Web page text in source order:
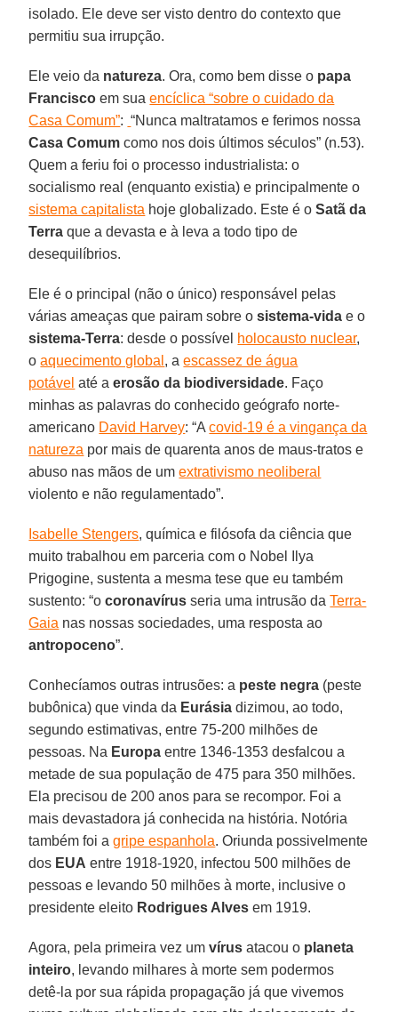
isolado. Ele deve ser visto dentro do contexto que
permitiu sua irrupção.
Ele veio da natureza. Ora, como bem disse o papa
Francisco em suaencíclica “sobre o cuidado da
Casa Comum”: “Nunca maltratamos e ferimos nossa
Casa Comum como nos dois últimos séculos” (n.53).
Quem a feriu foi o processo industrialista: o
socialismo real (enquanto existia) e principalmente o
sistema capitalista hoje globalizado. Este é oSatã da
Terra que a devasta e à leva a todo tipo de
desequilíbrios.
Ele é o principal (não o único) responsável pelas
várias ameaças que pairam sobre osistema-vida e o
sistema-Terra: desde o possível holocausto nuclear,
oaquecimento global , aescassez de água
potável até aerosão da biodiversidade. Faço
minhas as palavras do conhecido geógrafo norte-
americano David Harvey: “Acovid-19 é a vingança da
natureza por mais de quarenta anos de maus-tratos e
abuso nas mãos de umextrativismo neoliberal
violento e não regulamentado”.
Isabelle Stengers, química e filósofa da ciência que
muito trabalhou em parceria com o Nobel Ilya
Prigogine, sustenta a mesma tese que eu também
sustento: “ocoronavírus seria uma intrusão daTerra-
Gaia nas nossas sociedades, uma resposta ao
antropoceno”.
Conhecíamos outras intrusões: a peste negra (peste
bubônica) que vinda da Eurásia dizimou, ao todo,
segundo estimativas, entre 75-200 milhões de
pessoas. Na Europa entre 1346-1353 desfalcou a
metade de sua população de 475 para 350 milhões.
Ela precisou de 200 anos para se recompor. Foi a
mais devastadora já conhecida na história. Notória
também foi agripe espanhola. Oriunda possivelmente
dos EUA entre 1918-1920, infectou 500 milhões de
pessoas e levando 50 milhões à morte, inclusive o
presidente eleito Rodrigues Alves em 1919.
Agora, pela primeira vez umvírus atacou o planeta
inteiro, levando milhares à morte sem podermos
detê-la por sua rápida propagação já que vivemos